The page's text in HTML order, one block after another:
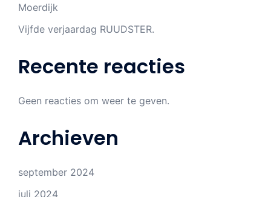
Moerdijk
Vijfde verjaardag RUUDSTER.
Recente reacties
Geen reacties om weer te geven.
Archieven
september 2024
juli 2024